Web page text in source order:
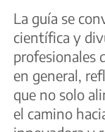
La guía se
científica y
profesionales
en general,
que no solo
el camino